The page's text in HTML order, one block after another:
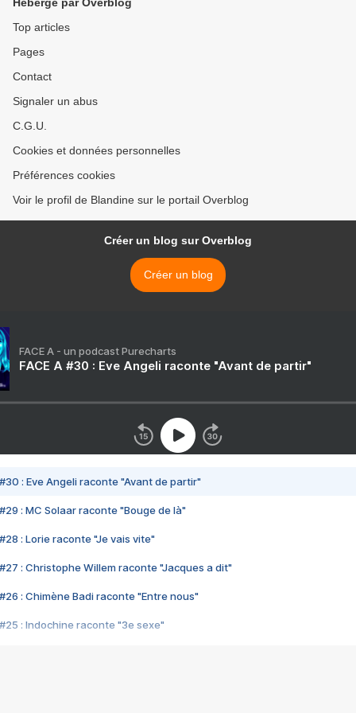
Top articles
Pages
Contact
Signaler un abus
C.G.U.
Cookies et données personnelles
Préférences cookies
Voir le profil de Blandine sur le portail Overblog
Créer un blog sur Overblog
Créer un blog
FACE A - un podcast Purecharts
FACE A #30 : Eve Angeli raconte "Avant de partir"
#30 : Eve Angeli raconte "Avant de partir"
#29 : MC Solaar raconte "Bouge de là"
#28 : Lorie raconte "Je vais vite"
#27 : Christophe Willem raconte "Jacques a dit"
#26 : Chimène Badi raconte "Entre nous"
#25 : Indochine raconte "3e sexe"